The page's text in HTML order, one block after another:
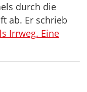
durch die
ab. Er schrieb
Irrweg. Eine